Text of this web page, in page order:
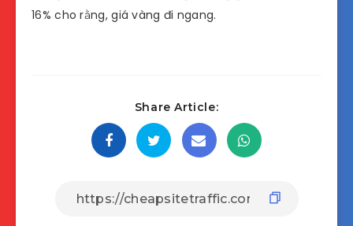
16% cho rằng, giá vàng đi ngang.
Share Article: